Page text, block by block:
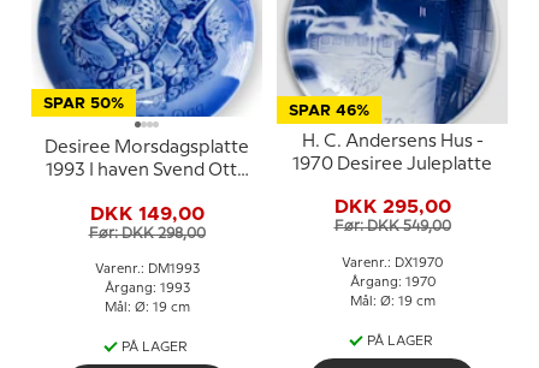
SPAR 50%
Desiree Morsdagsplatte
1993 I haven Svend Otto
DKK 149,00
Før: DKK 298,00
Varenr.: DM1993
Årgang: 1993
Mål: Ø: 19 cm
PÅ LAGER
SPAR 46%
H. C. Andersens Hus -
1970 Desiree Juleplatte
DKK 295,00
Før: DKK 549,00
Varenr.: DX1970
Årgang: 1970
Mål: Ø: 19 cm
PÅ LAGER